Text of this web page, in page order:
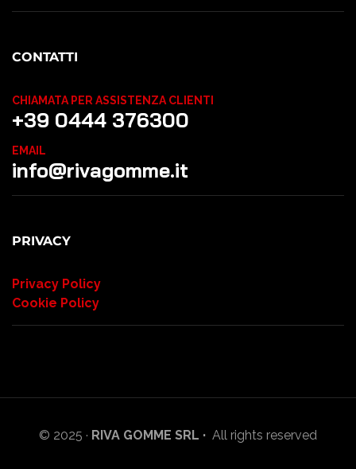
CONTATTI
CHIAMATA PER ASSISTENZA CLIENTI
+39 0444 376300
EMAIL
info@rivagomme.it
PRIVACY
Privacy Policy
Cookie Policy
© 2025 · RIVA GOMME SRL · All rights reserved